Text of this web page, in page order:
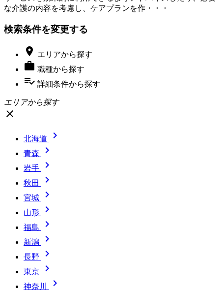
な介護の内容を考慮し、ケアプランを作・・・
検索条件を変更する
 エリアから探す
 職種から探す
playlist_add_check 詳細条件から探す
エリアから探す
close
北海道 
青森 
岩手 
秋田 
宮城 
山形 
福島 
新潟 
長野 
東京 
神奈川 